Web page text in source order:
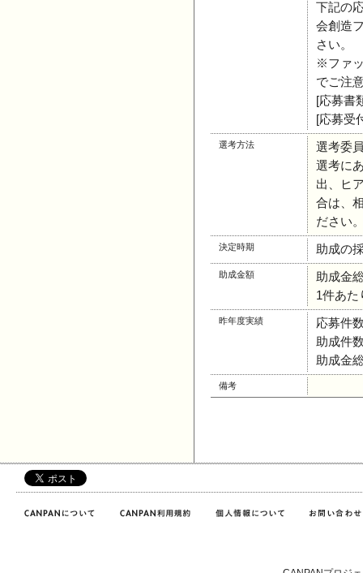
下記の
会創造
さい。
※ファ
でご注
[応募
[応募受
選考方法
選考委
選考に
出、ヒ
合は、
ださい
決定時期 助成の
助成金額
助成金
1件あた
昨年度実績
応募件
助成件
助成金
備考